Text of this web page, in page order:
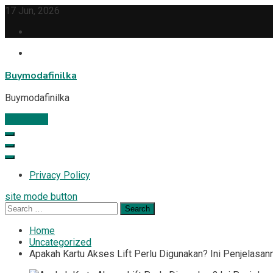
Skip
content
17 Jun, 2026
Buymodafinilka
Buymodafinilka
Privacy Policy
site mode button
Search
for:
Home
Uncategorized
Apakah Kartu Akses Lift Perlu Digunakan? Ini